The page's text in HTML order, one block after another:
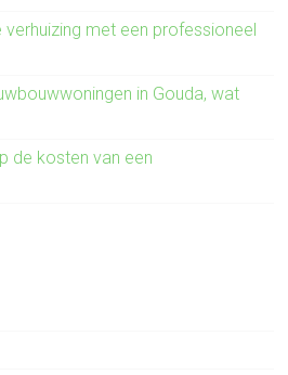
met een professioneel
in Gouda, wat
de kosten van een